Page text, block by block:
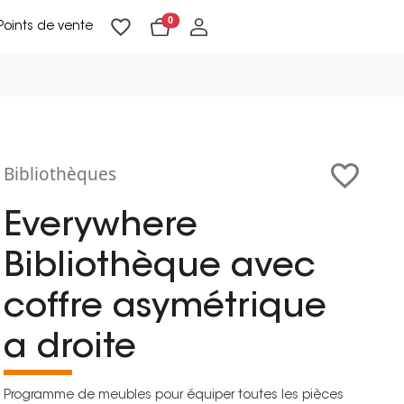
de vente 0
Bibliothèques
Everywhere
Bibliothèque avec
coffre asymétrique
a droite
Programme de meubles pour équiper toutes les pièces